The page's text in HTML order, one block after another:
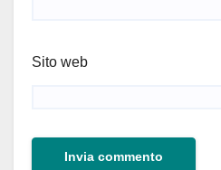
Sito web